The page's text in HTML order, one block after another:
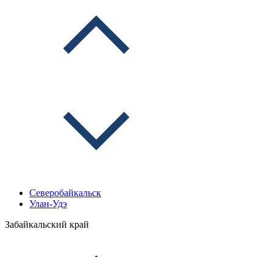
Северобайкальск
Улан-Удэ
Забайкальский край